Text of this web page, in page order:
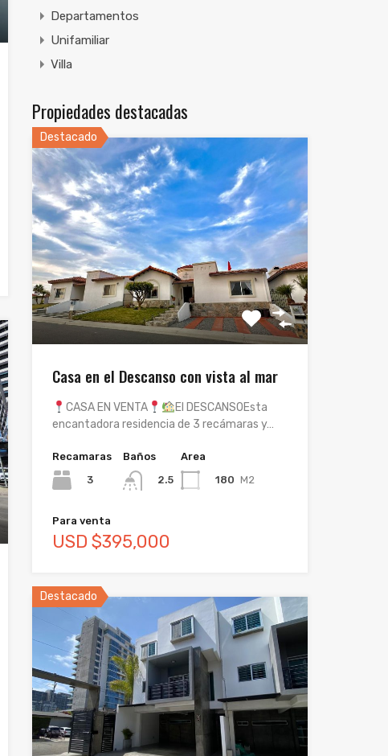
Departamentos
Unifamiliar
Villa
Propiedades destacadas
Destacado
Casa en el Descanso con vista al mar
CASA EN VENTA
El DESCANSOEsta
encantadora residencia de 3 recámaras y…
Recamaras
3
Baños
2.5
Area
180 M2
Para venta
USD $395,000
Destacado